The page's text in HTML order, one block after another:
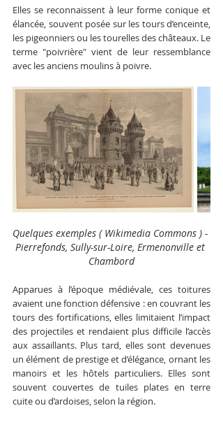
Elles se reconnaissent à leur forme conique et
élancée, souvent posée sur les tours d’enceinte,
les pigeonniers ou les tourelles des châteaux. Le
terme "poivrière" vient de leur ressemblance
avec les anciens moulins à poivre.
Quelques exemples ( Wikimedia Commons ) -
Pierrefonds, Sully-sur-Loire, Ermenonville et
Chambord
Apparues à l’époque médiévale, ces toitures
avaient une fonction défensive : en couvrant les
tours des fortifications, elles limitaient l’impact
des projectiles et rendaient plus difficile l’accès
aux assaillants. Plus tard, elles sont devenues
un élément de prestige et d’élégance, ornant les
manoirs et les hôtels particuliers. Elles sont
souvent couvertes de tuiles plates en terre
cuite ou d’ardoises, selon la région.